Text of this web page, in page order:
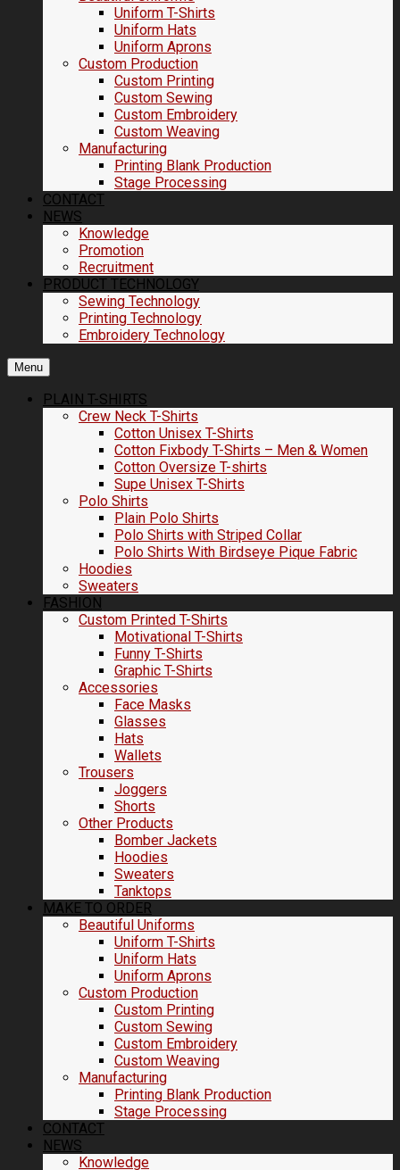
Uniform T-Shirts
Uniform Hats
Uniform Aprons
Custom Production
Custom Printing
Custom Sewing
Custom Embroidery
Custom Weaving
Manufacturing
Printing Blank Production
Stage Processing
CONTACT
NEWS
Knowledge
Promotion
Recruitment
PRODUCT TECHNOLOGY
Sewing Technology
Printing Technology
Embroidery Technology
Menu
PLAIN T-SHIRTS
Crew Neck T-Shirts
Cotton Unisex T-Shirts
Cotton Fixbody T-Shirts – Men & Women
Cotton Oversize T-shirts
Supe Unisex T-Shirts
Polo Shirts
Plain Polo Shirts
Polo Shirts with Striped Collar
Polo Shirts With Birdseye Pique Fabric
Hoodies
Sweaters
FASHION
Custom Printed T-Shirts
Motivational T-Shirts
Funny T-Shirts
Graphic T-Shirts
Accessories
Face Masks
Glasses
Hats
Wallets
Trousers
Joggers
Shorts
Other Products
Bomber Jackets
Hoodies
Sweaters
Tanktops
MAKE TO ORDER
Beautiful Uniforms
Uniform T-Shirts
Uniform Hats
Uniform Aprons
Custom Production
Custom Printing
Custom Sewing
Custom Embroidery
Custom Weaving
Manufacturing
Printing Blank Production
Stage Processing
CONTACT
NEWS
Knowledge